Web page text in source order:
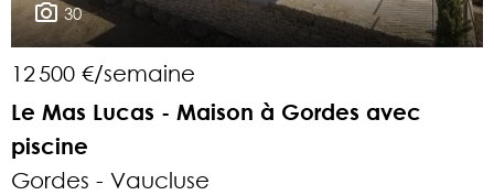
30
12 500 €/semaine
Le Mas Lucas - Maison à Gordes avec
piscine
Gordes - Vaucluse